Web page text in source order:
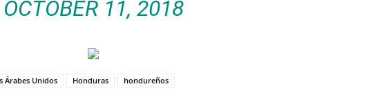
OCTOBER 11, 2018
Árabes Unidos Honduras hondureños